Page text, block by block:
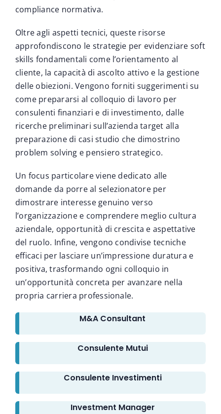
compliance normativa.
Oltre agli aspetti tecnici, queste risorse
approfondiscono le strategie per evidenziare soft
skills fondamentali come l’orientamento al
cliente, la capacità di ascolto attivo e la gestione
delle obiezioni. Vengono forniti suggerimenti su
come prepararsi al colloquio di lavoro per
consulenti finanziari e di investimento, dalle
ricerche preliminari sull’azienda target alla
preparazione di casi studio che dimostrino
problem solving e pensiero strategico.
Un focus particolare viene dedicato alle
domande da porre al selezionatore per
dimostrare interesse genuino verso
l’organizzazione e comprendere meglio cultura
aziendale, opportunità di crescita e aspettative
del ruolo. Infine, vengono condivise tecniche
efficaci per lasciare un’impressione duratura e
positiva, trasformando ogni colloquio in
un’opportunità concreta per avanzare nella
propria carriera professionale.
M&A Consultant
Consulente Mutui
Consulente Investimenti
Investment Manager